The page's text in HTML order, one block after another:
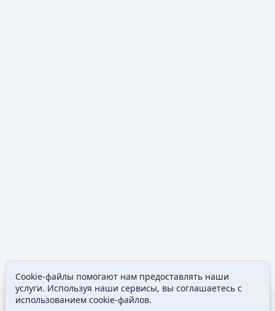
Просмотры
Содержание
Cookie-файлы помогают нам предоставлять наши
услуги. Используя наши сервисы, вы соглашаетесь с
использованием cookie-файлов.